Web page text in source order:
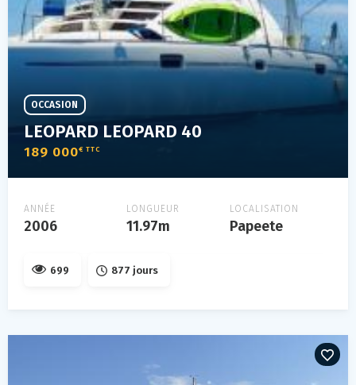
LEOPARD LEOPARD 40
189 000€ TTC
OCCASION
ANNÉE
2006
LONGUEUR
11.97m
LOCALISATION
Papeete
699 877 jours